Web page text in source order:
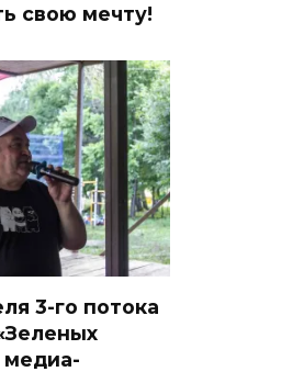
свою мечту!
3-го потока
медиа-